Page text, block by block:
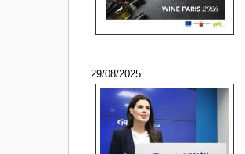
29/08/2025